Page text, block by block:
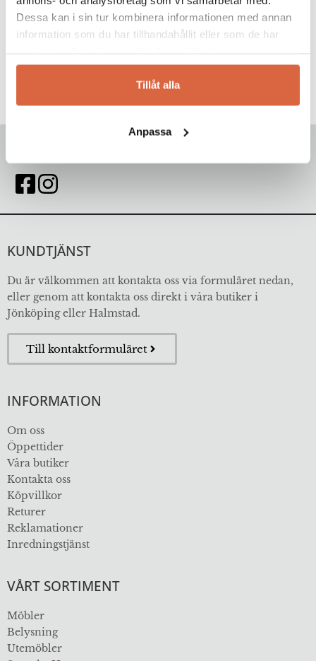
Dessa kan i sin tur kombinera informationen med annan
information som du har tillhandahållit eller som de har
Tillåt alla
Anpassa
KUNDTJÄNST
Du är välkommen att kontakta oss via formuläret nedan,
eller genom att kontakta oss direkt i våra butiker i
Jönköping eller Halmstad.
Till kontaktformuläret
INFORMATION
Om oss
Öppettider
Våra butiker
Kontakta oss
Köpvillkor
Returer
Reklamationer
Inredningstjänst
VÅRT SORTIMENT
Möbler
Belysning
Utemöbler